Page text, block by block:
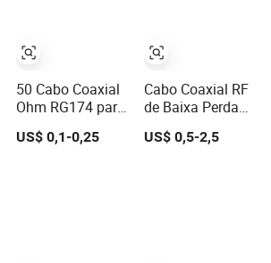
50 Cabo Coaxial
Ohm RG174 para
Antenas RG58
RG316 RG179
US$ 0,1-0,25
Cabo Coaxial RF
de Baixa Perda
50 para Repetidor
de Sinal de
US$ 0,5-2,5